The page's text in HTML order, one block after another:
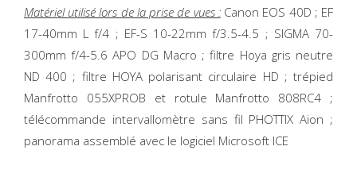
Matériel utilisé lors de la prise de vues :Canon EOS 40D ; EF
17-40mm L f/4 ; EF-S 10-22mm f/3.5-4.5 ; SIGMA 70-
300mm f/4-5.6 APO DG Macro ; filtre Hoya gris neutre
ND 400 ; filtre HOYA polarisant circulaire HD ; trépied
Manfrotto 055XPROB et rotule Manfrotto 808RC4 ;
télécommande intervallomètre sans fil PHOTTIX Aion ;
panorama assemblé avec le logiciel Microsoft ICE